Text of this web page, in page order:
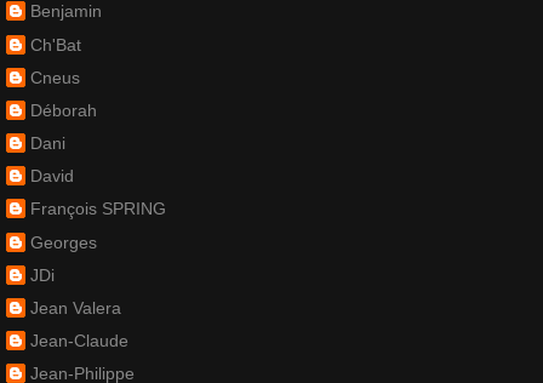
Benjamin
Ch'Bat
Cneus
Déborah
Dani
David
François SPRING
Georges
JDi
Jean Valera
Jean-Claude
Jean-Philippe